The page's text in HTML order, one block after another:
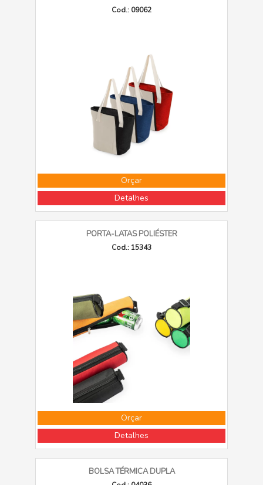
Cod.: 09062
Orçar
Detalhes
PORTA-LATAS POLIÉSTER
Cod.: 15343
Orçar
Detalhes
BOLSA TÉRMICA DUPLA